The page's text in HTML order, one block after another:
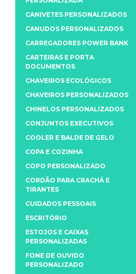
CANIVETES PERSONALIZADOS
CANUDOS PERSONALIZADOS
CARREGADORES POWER BANK
CARTEIRAS E PORTA
DOCUMENTOS
CHAVEIROS ECOLÓGICOS
CHAVEIROS PERSONALIZADOS
CHINELOS PERSONALIZADOS
CONJUNTOS EXECUTIVOS
COOLER E BALDE DE GELO
COPA E COZINHA
COPO PERSONALIZADO
CORDÃO PARA CRACHÁ E
TIRANTES
CUIDADOS PESSOAIS
ESCRITÓRIO
ESTOJOS E CAIXAS
PERSONALIZADAS
FONE DE OUVIDO
PERSONALIZADO